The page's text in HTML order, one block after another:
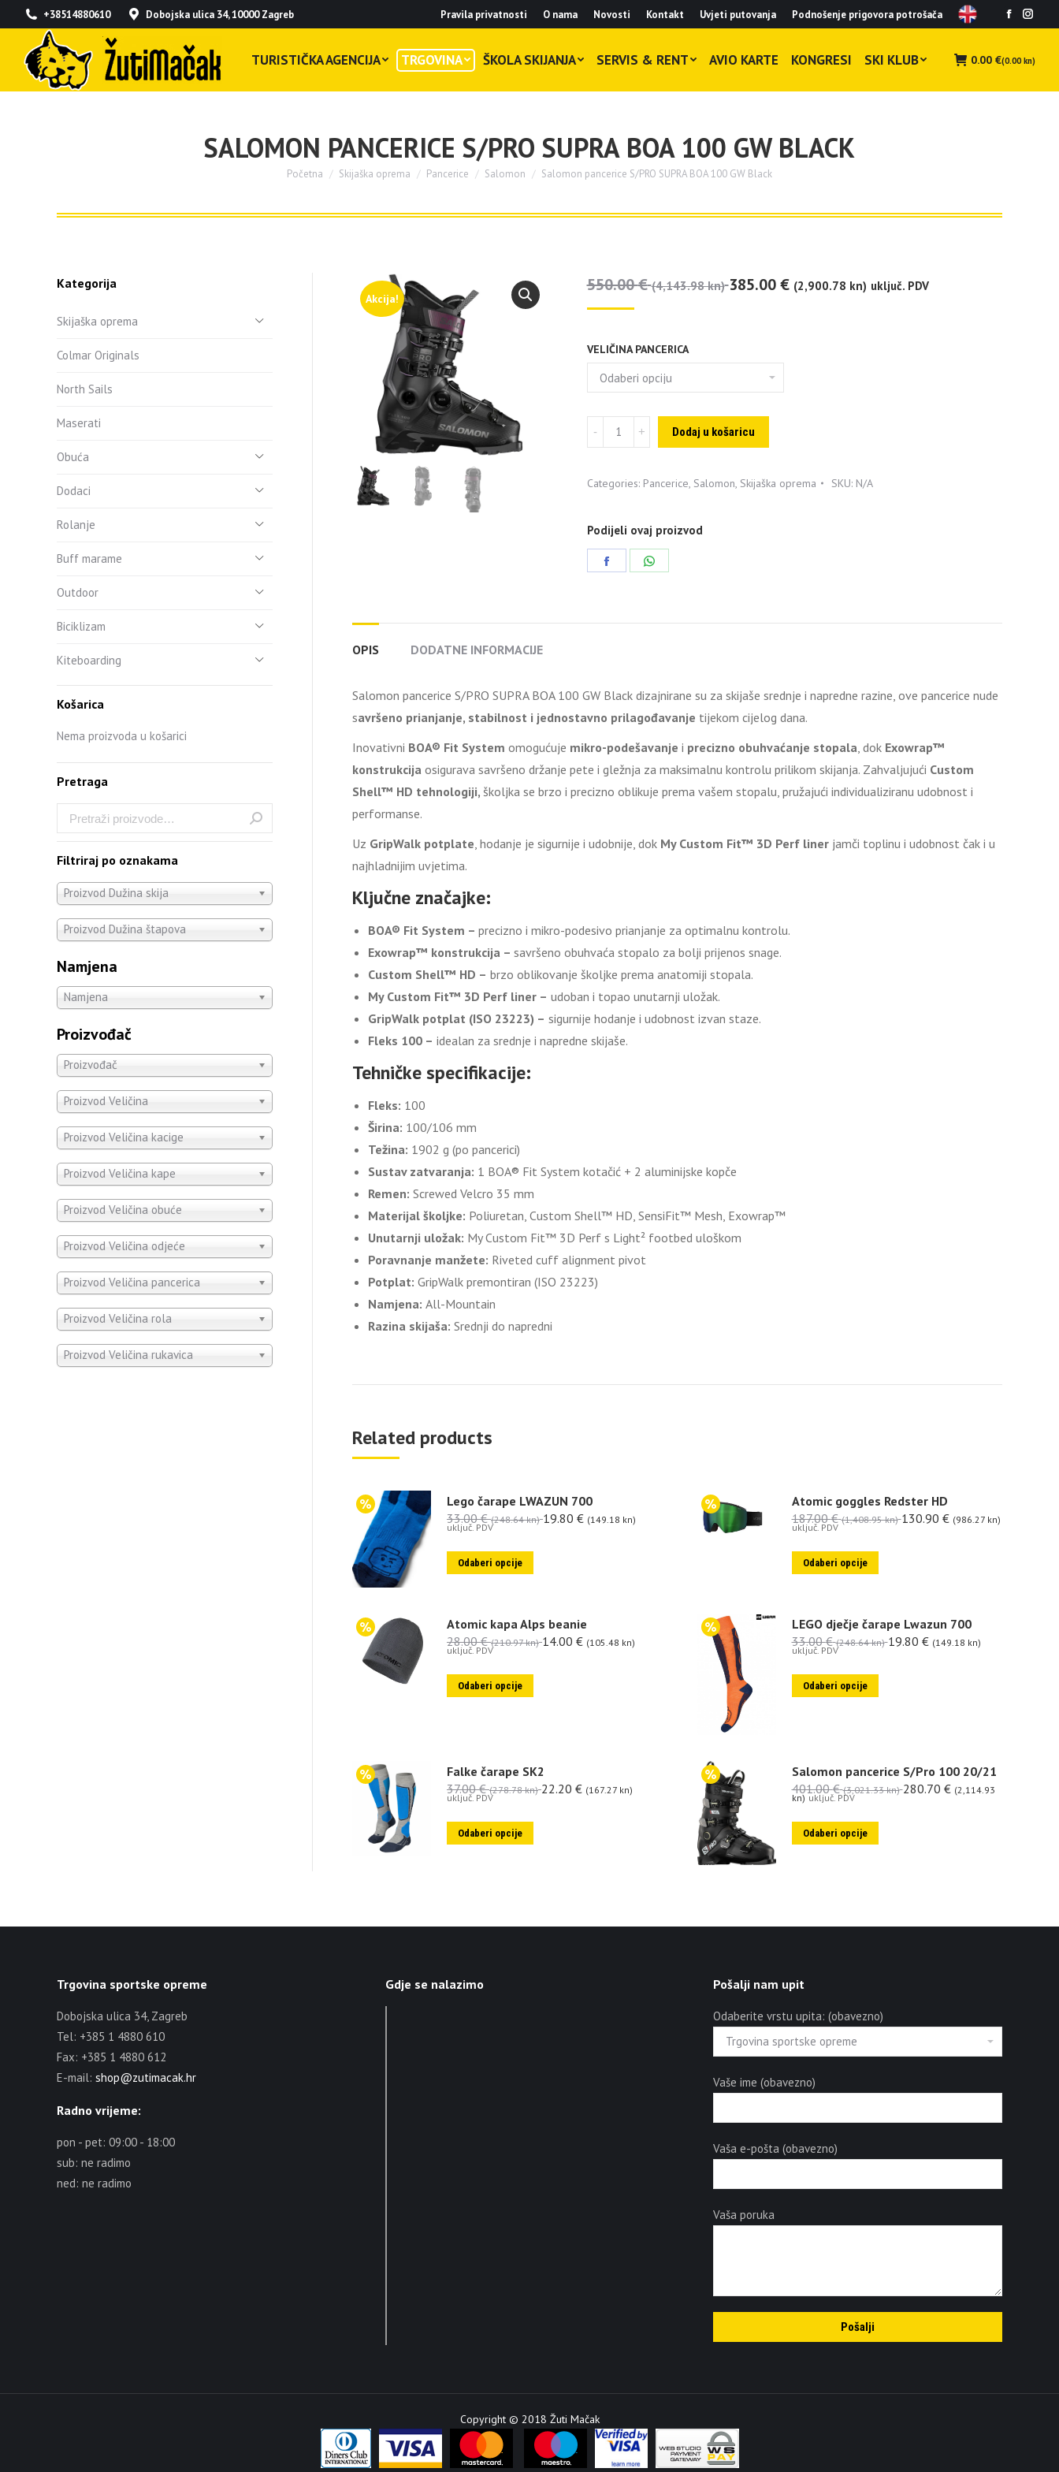
+38514880610 Dobojska ulica 34, 10000 Zagreb Pravila privatnosti O nama Novosti Kontakt Uvjeti putovanja Podnošenje prigovora potrošača
Facebook
in
in
TURISTIČKA AGENCIJA TRGOVINA ŠKOLA SKIJANJA SERVIS & RENT AVIO KARTE KONGRESI SKI KLUB 0.00 €(0.00 kn)
SALOMON PANCERICE S/PRO SUPRA BOA 100 GW BLACK
You are here:
Početna Skijaška oprema Pancerice Salomon Salomon pancerice S/PRO SUPRA BOA 100 GW Black
Akcija!
550.00€ (4,143.98 kn) 385.00€ (2,900.78 kn) uključ. PDV
VELIČINA PANCERICA
Salomon
pancerice
SUPRA
100
GW
Dodaj u košaricu
Categories: Pancerice, Salomon, Skijaška oprema SKU: N/A
Podijeli ovaj proizvod
Share
OPIS DODATNE INFORMACIJE
Salomon pancerice S/PRO SUPRA BOA 100 GW Black dizajnirane su za skijaše srednje i napredne razine, ove pancerice nude
savršeno prianjanje, stabilnost i jednostavno prilagođavanje tijekom cijelog dana.
Inovativni BOA® Fit System omogućuje mikro-podešavanje i precizno obuhvaćanje stopala, dok Exowrap™
konstrukcija osigurava savršeno držanje pete i gležnja za maksimalnu kontrolu prilikom skijanja. Zahvaljujući Custom
Shell™ HD tehnologiji, školjka se brzo i precizno oblikuje prema vašem stopalu, pružajući individualiziranu udobnost i
performanse.
Uz GripWalk potplate, hodanje je sigurnije i udobnije, dok My Custom Fit™ 3D Perf liner jamči toplinu i udobnost čak i u
najhladnijim uvjetima.
Ključne značajke:
BOA® Fit System – precizno i mikro-podesivo prianjanje za optimalnu kontrolu.
Exowrap™ konstrukcija – savršeno obuhvaća stopalo za bolji prijenos snage.
Custom Shell™ HD – brzo oblikovanje školjke prema anatomiji stopala.
My Custom Fit™ 3D Perf liner – udoban i topao unutarnji uložak.
GripWalk potplat (ISO 23223) – sigurnije hodanje i udobnost izvan staze.
Fleks 100 – idealan za srednje i napredne skijaše.
Tehničke specifikacije:
Fleks: 100
Širina: 100/106 mm
Težina: 1902 g (po pancerici)
Sustav zatvaranja: 1 BOA® Fit System kotačić + 2 aluminijske kopče
Remen: Screwed Velcro 35 mm
Materijal školjke: Poliuretan, Custom Shell™ HD, SensiFit™ Mesh, Exowrap™
Unutarnji uložak: My Custom Fit™ 3D Perf s Light² footbed uloškom
Poravnanje manžete: Riveted cuff alignment pivot
Potplat: GripWalk premontiran (ISO 23223)
Namjena: All-Mountain
Razina skijaša: Srednji do napredni
Related products
Lego čarape LWAZUN 700
33.00€ (248.64 kn) 19.80 € (149.18 kn)
uključ. PDV
Odaberi opcije
Atomic goggles Redster HD
187.00€ (1,408.95 kn) 130.90 € (986.27 kn)
uključ. PDV
Odaberi opcije
Atomic kapa Alps beanie
28.00€ (210.97 kn) 14.00 € (105.48 kn)
uključ. PDV
Odaberi opcije
LEGO dječje čarape Lwazun 700
33.00€ (248.64 kn) 19.80 € (149.18 kn)
uključ. PDV
Odaberi opcije
Falke čarape SK2
37.00€ (278.78 kn) 22.20 € (167.27 kn)
uključ. PDV
Odaberi opcije
Salomon pancerice S/Pro 100 20/21
401.00€ (3,021.33 kn) 280.70 € (2,114.93
kn) uključ. PDV
Odaberi opcije
Kategorija
Skijaška oprema
Colmar Originals
North Sails
Maserati
Obuća
Dodaci
Rolanje
Buff marame
Outdoor
Biciklizam
Kiteboarding
Košarica
Nema proizvoda u košarici
Pretraga
Filtriraj po oznakama
Proizvod Dužina skija
Proizvod Dužina štapova
Namjena
Namjena
Proizvođač
Proizvođač
Proizvod Veličina
Proizvod Veličina kacige
Proizvod Veličina kape
Proizvod Veličina obuće
Proizvod Veličina odjeće
Proizvod Veličina pancerica
Proizvod Veličina rola
Proizvod Veličina rukavica
Trgovina sportske opreme
Dobojska ulica 34, Zagreb
Tel: +385 1 4880 610
Fax: +385 1 4880 612
E-mail: shop@zutimacak.hr
Radno vrijeme:
pon - pet: 09:00 - 18:00
sub: ne radimo
ned: ne radimo
Gdje se nalazimo Pošalji nam upit
Odaberite vrstu upita: (obavezno)
Vaše ime (obavezno)
Vaša e-pošta (obavezno)
Vaša poruka
Copyright © 2018 Žuti Mačak